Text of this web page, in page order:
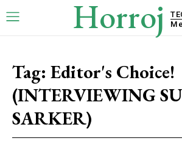
Horroj
Tag: Editor's Choice!
(INTERVIEWING
SARKER)